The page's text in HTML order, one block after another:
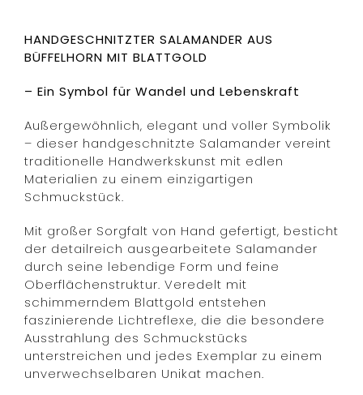
HANDGESCHNITZTER SALAMANDER AUS
BÜFFELHORN MIT BLATTGOLD
– Ein Symbol für Wandel und Lebenskraft
Außergewöhnlich, elegant und voller Symbolik
– dieser handgeschnitzte Salamander vereint
traditionelle Handwerkskunst mit edlen
Materialien zu einem einzigartigen
Schmuckstück.
Mit großer Sorgfalt von Hand gefertigt, besticht
der detailreich ausgearbeitete Salamander
durch seine lebendige Form und feine
Oberflächenstruktur. Veredelt mit
schimmerndem Blattgold entstehen
faszinierende Lichtreflexe, die die besondere
Ausstrahlung des Schmuckstücks
unterstreichen und jedes Exemplar zu einem
unverwechselbaren Unikat machen.